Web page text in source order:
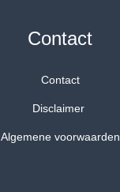
Contact
Contact
Disclaimer
Algemene voorwaarden